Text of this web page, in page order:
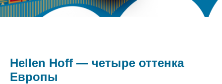
Hellen Hoff — четыре оттенка
Европы